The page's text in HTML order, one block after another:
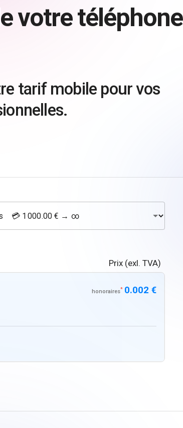
votre téléphone
tarif mobile pour vos
Prix (exl. TVA)
honoraires* 0.002 €